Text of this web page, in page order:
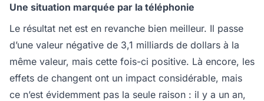
Une situation marquée par la téléphonie
Le résultat net est en revanche bien meilleur. Il passe
d’une valeur négative de 3,1 milliards de dollars à la
même valeur, mais cette fois-ci positive. Là encore, les
effets de changent ont un impact considérable, mais
ce n’est évidemment pas la seule raison : il y a un an,